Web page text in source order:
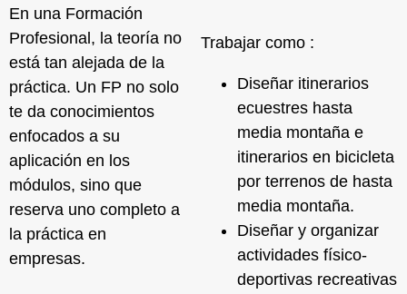
En una Formación
Profesional, la teoría no
está tan alejada de la
práctica. Un FP no solo
te da conocimientos
enfocados a su
aplicación en los
módulos, sino que
reserva uno completo a
la práctica en
empresas.
Trabajar como :
Diseñar itinerarios
ecuestres hasta
media montaña e
itinerarios en bicicleta
por terrenos de hasta
media montaña.
Diseñar y organizar
actividades físico-
deportivas recreativas